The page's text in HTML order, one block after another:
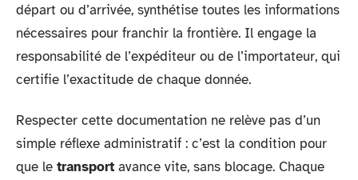
départ ou d’arrivée, synthétise toutes les informations
nécessaires pour franchir la frontière. Il engage la
responsabilité de l’expéditeur ou de l’importateur, qui
certifie l’exactitude de chaque donnée.
Respecter cette documentation ne relève pas d’un
simple réflexe administratif : c’est la condition pour
que le transport avance vite, sans blocage. Chaque